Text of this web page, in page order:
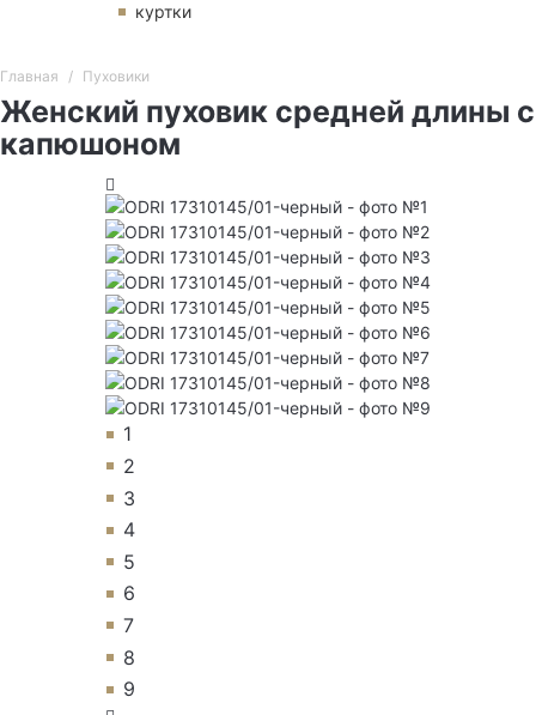
куртки
Главная Пуховики
Женский пуховик средней длины с
капюшоном
1
2
3
4
5
6
7
8
9